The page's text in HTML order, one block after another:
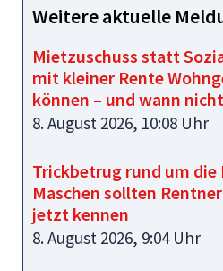
Weitere aktuelle
Mietzuschuss statt
mit kleiner Rente
können – und wann nicht
8. August 2026, 10:08 Uhr
Trickbetrug rund um die
Maschen sollten
jetzt kennen
8. August 2026, 9:04 Uhr